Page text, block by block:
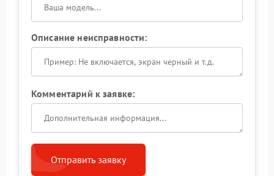
Описание неисправности:
Комментарий к заявке:
Отправить заявку